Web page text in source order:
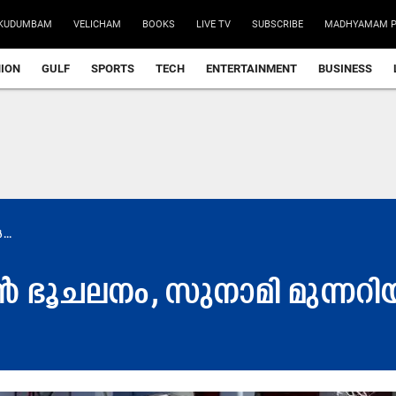
VELICHAM BOOKS LIVE TV SUBSCRIBE MADHYAMAM
GULF SPORTS TECH ENTERTAINMENT BUSINESS
ഭൂചലനം, സുനാമി